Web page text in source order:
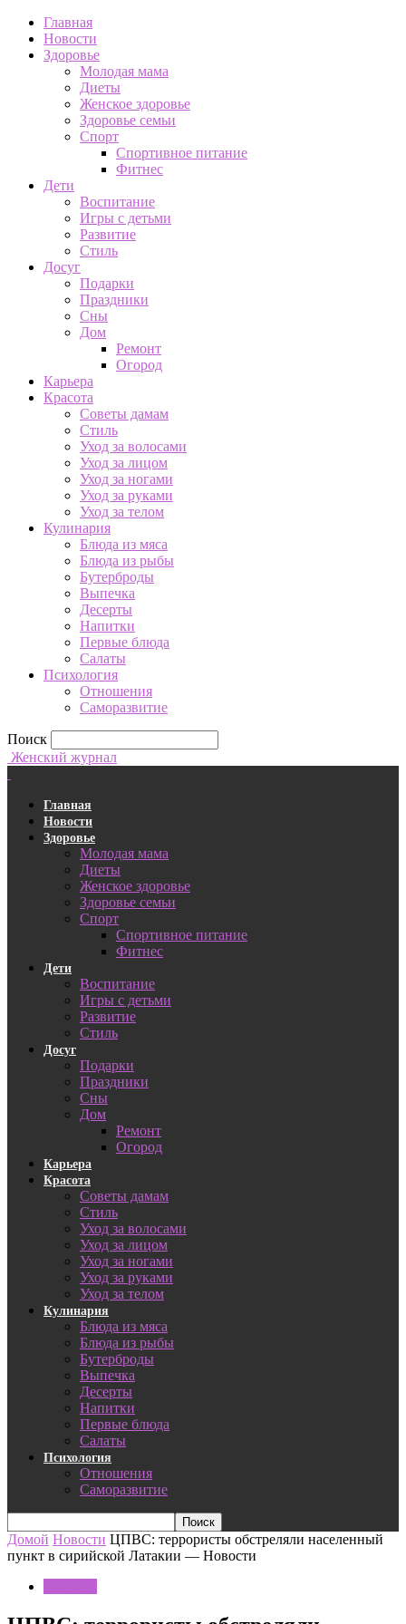
Главная
Новости
Здоровье
Молодая мама
Диеты
Женское здоровье
Здоровье семьи
Спорт
Спортивное питание
Фитнес
Дети
Воспитание
Игры с детьми
Развитие
Стиль
Досуг
Подарки
Праздники
Сны
Дом
Ремонт
Огород
Карьера
Красота
Советы дамам
Стиль
Уход за волосами
Уход за лицом
Уход за ногами
Уход за руками
Уход за телом
Кулинария
Блюда из мяса
Блюда из рыбы
Бутерброды
Выпечка
Десерты
Напитки
Первые блюда
Салаты
Психология
Отношения
Саморазвитие
Поиск
Женский журнал
Главная
Новости
Здоровье
Молодая мама
Диеты
Женское здоровье
Здоровье семьи
Спорт
Спортивное питание
Фитнес
Дети
Воспитание
Игры с детьми
Развитие
Стиль
Досуг
Подарки
Праздники
Сны
Дом
Ремонт
Огород
Карьера
Красота
Советы дамам
Стиль
Уход за волосами
Уход за лицом
Уход за ногами
Уход за руками
Уход за телом
Кулинария
Блюда из мяса
Блюда из рыбы
Бутерброды
Выпечка
Десерты
Напитки
Первые блюда
Салаты
Психология
Отношения
Саморазвитие
Домой Новости ЦПВС: террористы обстреляли населенный
пункт в сирийской Латакии — Новости